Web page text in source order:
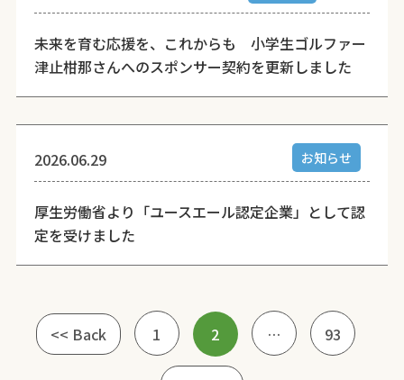
未来を育む応援を、これからも 小学生ゴルファー
津止柑那さんへのスポンサー契約を更新しました
2026.06.29 お知らせ
厚生労働省より「ユースエール認定企業」として認
定を受けました
<< Back 1 2 … 93